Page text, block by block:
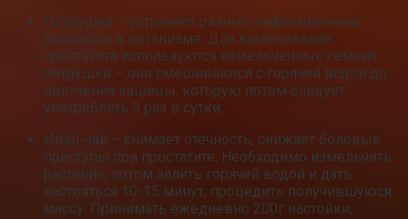
Петрушка – устраняет разные инфекционные
процессы в организме. Для вылечивания
простатита используются измельченные семена
петрушки – они смешиваются с горячей водой до
получения кашицы, которую потом следует
употреблять 5 раз в сутки;
Иван-чай – снимает отечность, снижает болевые
приступы при простатите. Необходимо измельчить
растение, потом залить горячей водой и дать
настояться 10-15 минут, процедить получившуюся
массу. Принимать ежедневно 200г настойки;